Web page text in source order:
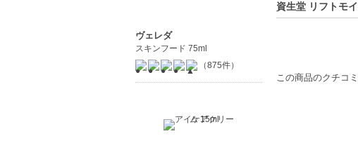
資生堂 リフトモ
この商品のクチコ
ヴェレダ
スキンフード 75ml
（875件）